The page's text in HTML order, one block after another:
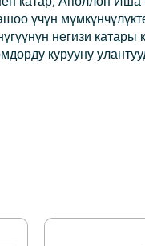
үчүн
негизи
курууну